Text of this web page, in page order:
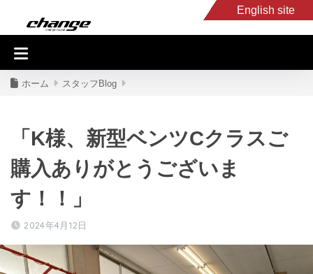
English site
入庫車情報
ホーム スタッフBlog
「K様、新型ベンツCクラスご
購入ありがとうございま
す！！」
2024年4月12日